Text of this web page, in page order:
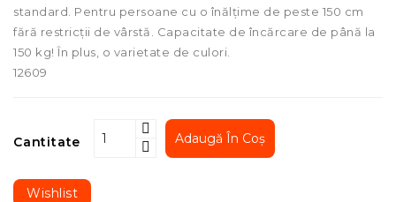
standard. Pentru persoane cu o înălțime de peste 150 cm
fără restricții de vârstă. Capacitate de încărcare de până la
150 kg! În plus, o varietate de culori.
12609
Cantitate Adaugă În Coș
Wishlist